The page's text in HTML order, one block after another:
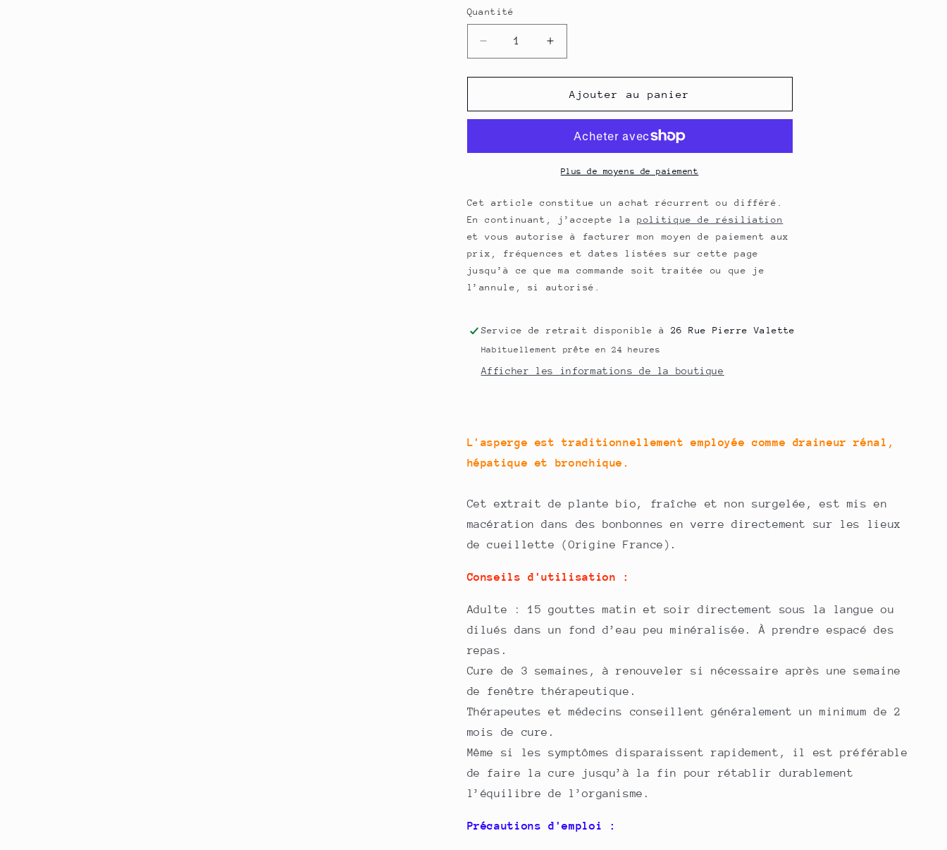
Quantité
Quantité
Réduire
la
quantité
Asperge
de
Bio
(Asparagus
officinalis)
-
ml
Augmenter
la
quantité
Asperge
Extrait
de
Plante
Bio
(Asparagus
officinalis)
-
Ajouter au panier
Plus de moyens de paiement
Cet article constitue un achat récurrent ou différé.
En continuant, j’accepte lapolitique de résiliation
et vous autorise à facturer mon moyen de paiement aux
prix, fréquences et dates listées sur cette page
jusqu’à ce que ma commande soit traitée ou que je
l’annule, si autorisé.
Service de retrait disponible à 26 Rue Pierre Valette
Habituellement prête en 24 heures
Afficher les informations de la boutique
L'asperge est traditionnellement employée comme draineur rénal,
hépatique et bronchique.
Cet extrait de plante bio, fraîche et non surgelée, est mis en
macération dans des bonbonnes en verre directement sur les lieux
de cueillette (Origine France).
Conseils d'utilisation :
Adulte : 15 gouttes matin et soir directement sous la langue ou
dilués dans un fond d’eau peu minéralisée. À prendre espacé des
repas.
Cure de 3 semaines, à renouveler si nécessaire après une semaine
de fenêtre thérapeutique.
Thérapeutes et médecins conseillent généralement un minimum de 2
mois de cure.
Même si les symptômes disparaissent rapidement, il est préférable
de faire la cure jusqu’à la fin pour rétablir durablement
l’équilibre de l’organisme.
Précautions d'emploi :